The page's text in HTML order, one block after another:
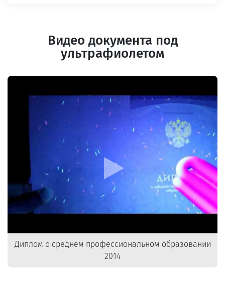
Видео документа под
ультрафиолетом
Диплом о среднем профессиональном образовании
2014